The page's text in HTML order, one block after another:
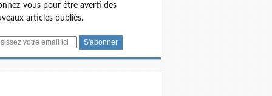
vous pour être averti des
articles publiés.